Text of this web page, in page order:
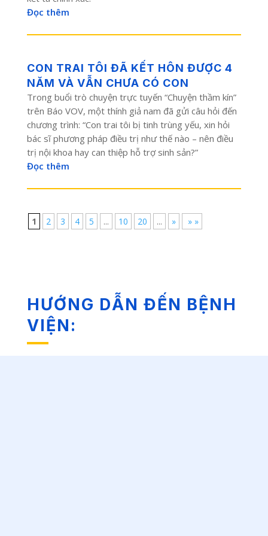
Đọc thêm
CON TRAI TÔI ĐÃ KẾT HÔN ĐƯỢC 4
NĂM VÀ VẪN CHƯA CÓ CON
Trong buổi trò chuyện trực tuyến “Chuyện thầm kín”
trên Báo VOV, một thính giả nam đã gửi câu hỏi đến
chương trình: “Con trai tôi bị tinh trùng yếu, xin hỏi
bác sĩ phương pháp điều trị như thế nào – nên điều
trị nội khoa hay can thiệp hỗ trợ sinh sản?”
Đọc thêm
1 2 3 4 5 ... 10 20 ... » » »
HƯỚNG DẪN ĐẾN BỆNH
VIỆN: